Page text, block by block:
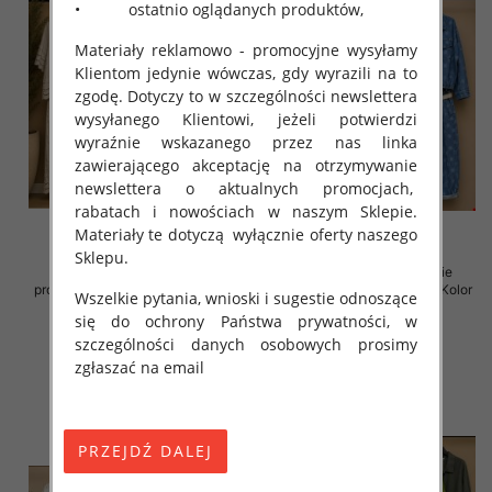
Komplet damskie (Włoskie
produkt) Roz Standard, Mix Kolor
Paczka 5 szt
138.00 zł
szczegóły
Komplet damskie (Włoskie
produkt) Roz Standard, Mix Kolor
Paczka 5 szt
130.00 zł
• ostatnio oglądanych produktów,
Materiały reklamowo - promocyjne wysyłamy
Klientom jedynie wówczas, gdy wyrazili na to
zgodę. Dotyczy to w szczególności newslettera
wysyłanego Klientowi, jeżeli potwierdzi
wyraźnie wskazanego przez nas linka
zawierającego akceptację na otrzymywanie
newslettera o aktualnych promocjach,
rabatach i nowościach w naszym Sklepie.
Materiały te dotyczą wyłącznie oferty naszego
Sklepu.
Wszelkie pytania, wnioski i sugestie odnoszące
się do ochrony Państwa prywatności, w
szczególności danych osobowych prosimy
zgłaszać na email